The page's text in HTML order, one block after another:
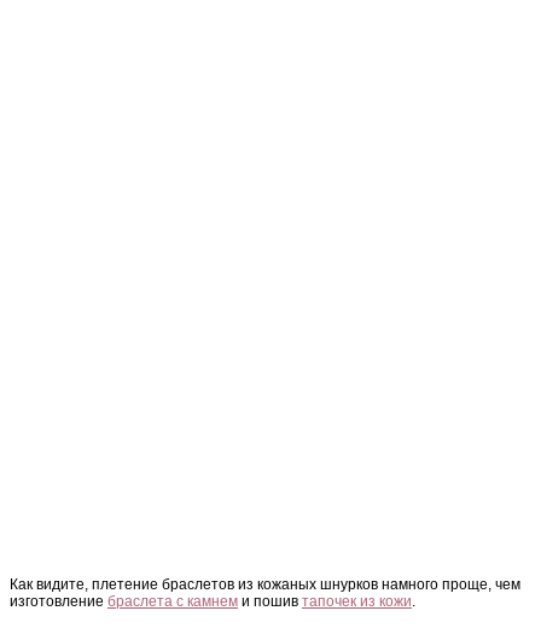
Как видите, плетение браслетов из кожаных шнурков намного проще, чем
изготовление браслета с камнем и пошив тапочек из кожи.